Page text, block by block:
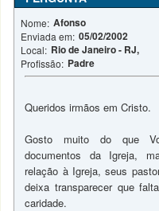
Nome: Afonso
Enviada em: 05/02/2002
Local: Rio de Janeiro - RJ,
Profissão: Padre
Queridos irmãos em Cristo.
Gosto muito do que
documentos da Igreja,
relação à Igreja, seus
deixa transparecer que
caridade.